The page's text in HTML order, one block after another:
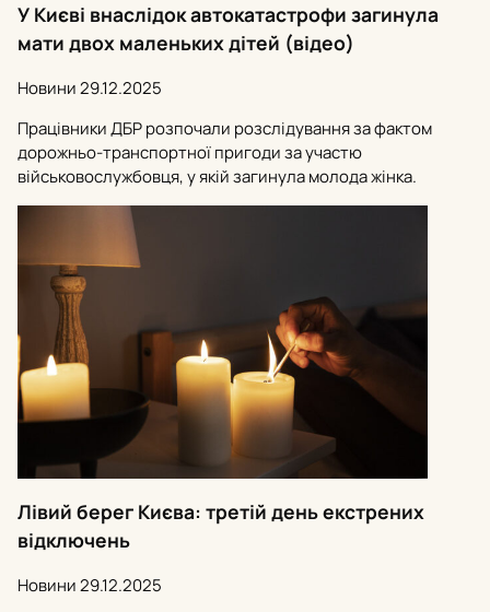
У Києві внаслідок автокатастрофи загинула
мати двох маленьких дітей (відео)
Новини29.12.2025
Працівники ДБР розпочали розслідування за фактом
дорожньо-транспортної пригоди за участю
військовослужбовця, у якій загинула молода жінка.
Лівий берег Києва: третій день екстрених
відключень
Новини29.12.2025